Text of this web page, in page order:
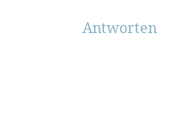
Antworten